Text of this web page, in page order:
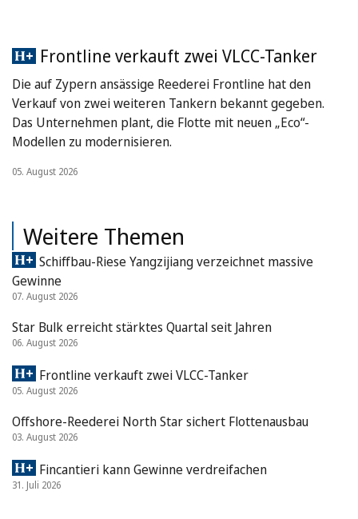
Frontline verkauft zwei VLCC-Tanker
Die auf Zypern ansässige Reederei Frontline hat den
Verkauf von zwei weiteren Tankern bekannt gegeben.
Das Unternehmen plant, die Flotte mit neuen „Eco“-
Modellen zu modernisieren.
05. August 2026
Weitere Themen
Schiffbau-Riese Yangzijiang verzeichnet massive
Gewinne
07. August 2026
Star Bulk erreicht stärktes Quartal seit Jahren
06. August 2026
Frontline verkauft zwei VLCC-Tanker
05. August 2026
Offshore-Reederei North Star sichert Flottenausbau
03. August 2026
Fincantieri kann Gewinne verdreifachen
31. Juli 2026